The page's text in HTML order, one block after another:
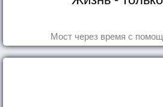
Мост через время с